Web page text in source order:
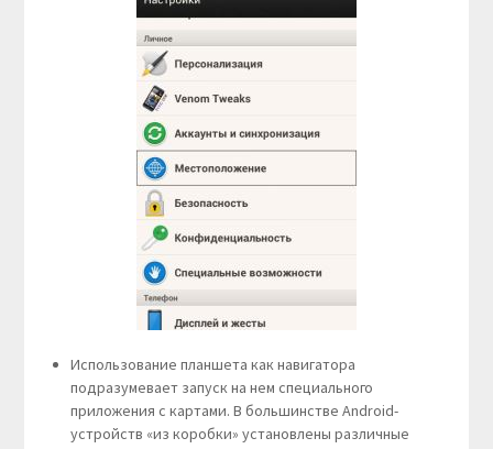
Использование планшета как навигатора
подразумевает запуск на нем специального
приложения с картами. В большинстве Android-
устройств «из коробки» установлены различные